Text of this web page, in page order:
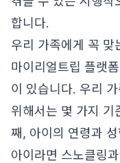
합니다.
우리 가족에게 꼭
마이리얼트립 플랫
이 있습니다. 우리
위해서는 몇 가지 기
째, 아이의 연령과
아이라면 스노클링